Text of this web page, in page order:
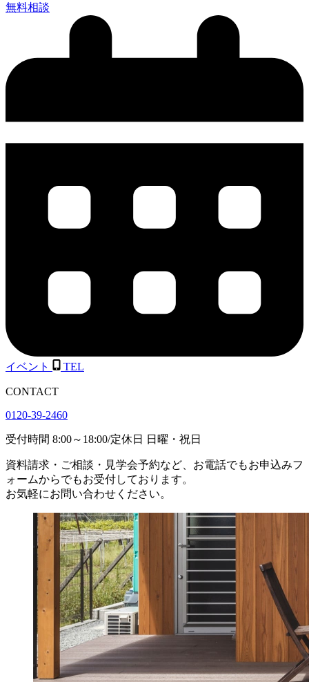
無料相談
イベント TEL
CONTACT
0120-39-2460
受付時間 8:00～ 18:00/定休日 日曜・祝日
資料請求・ご相談・見学会予約など、お電話でもお申込みフ
ォームからでもお受付しております。
お気軽にお問い合わせください。